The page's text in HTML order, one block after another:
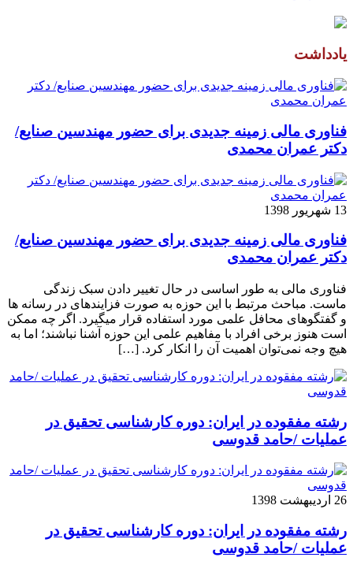
یادداشت
فناوری مالی زمینه جدیدی برای حضور مهندسین صنایع/
دکتر عمران محمدی
13 شهریور 1398
فناوری مالی زمینه جدیدی برای حضور مهندسین صنایع/
دکتر عمران محمدی
فناوری مالی به طور اساسی در حال تغییر دادن سبک زندگی
ماست. مباحث مرتبط با این حوزه به صورت فزاینده­ای در رسانه­ ها
و گفتگوهای محافل علمی مورد استفاده قرار می­گیرد. اگر چه ممکن
است هنوز برخی افراد با مفاهیم علمی این حوزه آشنا نباشند؛ اما به
هیچ وجه نمی‌توان اهمیت آن را انکار کرد. […]
رشته مفقوده در ایران: دوره کارشناسی تحقیق در
عملیات /حامد قدوسی
26 اردیبهشت 1398
رشته مفقوده در ایران: دوره کارشناسی تحقیق در
عملیات /حامد قدوسی